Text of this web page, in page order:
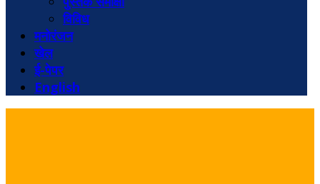
विविध
मनोरंजन
खेल
ई-पेपर
English